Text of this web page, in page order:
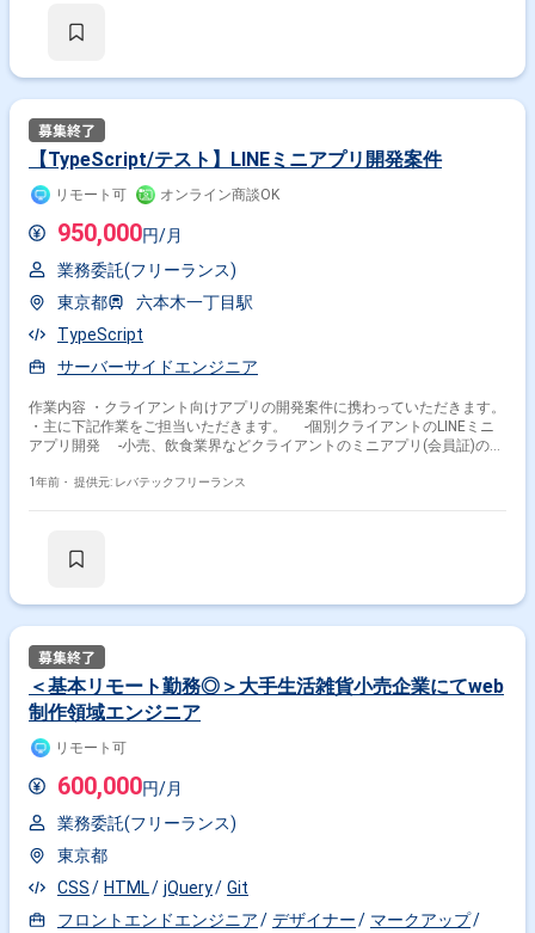
【TypeScript/テスト】LINEミニアプリ開発案件
リモート可 オンライン商談OK
950,000円/月
業務委託(フリーランス)
東京都
六本木一丁目駅
TypeScript
サーバーサイドエンジニア
作業内容 ・クライアント向けアプリの開発案件に携わっていただきます。
・主に下記作業をご担当いただきます。 -個別クライアントのLINEミニ
アプリ開発 -小売、飲食業界などクライアントのミニアプリ(会員証)の開
-ミニアプリのプラットフォーム開発 -小売、飲食業界などクライアン
1年前・ 提供元: レバテックフリーランス
＜基本リモート勤務◎＞大手生活雑貨小売企業にてweb
制作領域エンジニア
リモート可
600,000円/月
業務委託(フリーランス)
東京都
CSS
HTML jQuery
Git
フロントエンドエンジニア
デザイナー マークアップ